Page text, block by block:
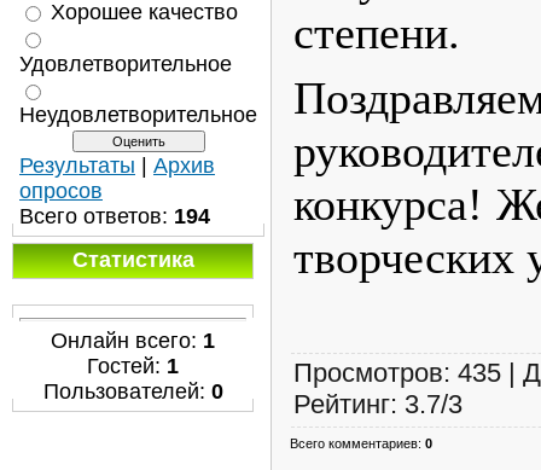
Хорошее качество
Удовлетворительное
Неудовлетворительное
Результаты
Архив
опросов
Всего ответов: 194
Статистика
Онлайн всего: 1
Гостей: 1
Пользователей: 0
степени.
конкурса!
творческих
Просмотров: 435 |
Рейтинг: 3.7/3
Всего комментариев: 0